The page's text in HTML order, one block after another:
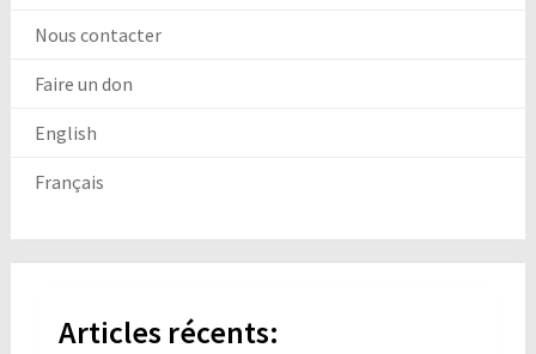
Nous contacter
Faire un don
English
Français
Articles récents: